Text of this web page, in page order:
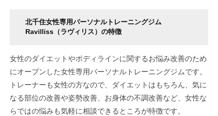
北千住女性専用パーソナルトレーニングジム
Ravilliss（ラヴィリス）の特徴
女性のダイエットやボディラインに関するお悩み改善のため
にオープンした女性専用パーソナルトレーニングジムです。
トレーナーも女性の方なので、ダイエットはもちろん、気に
なる部位の改善や姿勢改善、お身体の不調改善など、女性な
らではの悩みも気軽に相談できるところが特徴です。